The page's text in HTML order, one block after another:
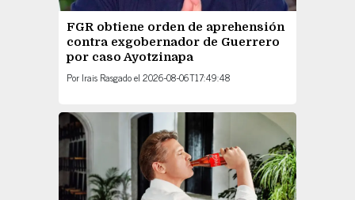
FGR obtiene orden de aprehensión
contra exgobernador de Guerrero
por caso Ayotzinapa
Por Irais Rasgadoel 2026-08-06T17:49:48